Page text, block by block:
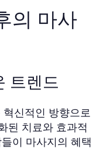
의 마사
트렌드
신적인 방향으로
된 치료와 효과적
이 마사지의 혜택